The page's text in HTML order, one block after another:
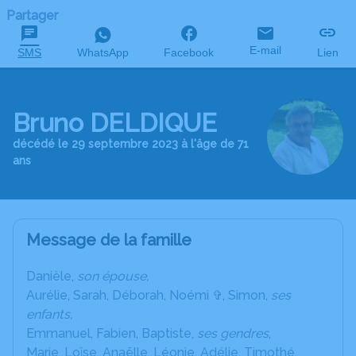
Partager
SMS WhatsApp Facebook E-mail Lien
Bruno DELDIQUE
décédé le 29 septembre 2023 à l'âge de 71
ans
Message de la famille
Danièle, son épouse,
Aurélie, Sarah, Déborah, Noémi ✞, Simon, ses
enfants,
Emmanuel, Fabien, Baptiste, ses gendres,
Marie, Loïse, Anaëlle, Léonie, Adélie, Timothé,